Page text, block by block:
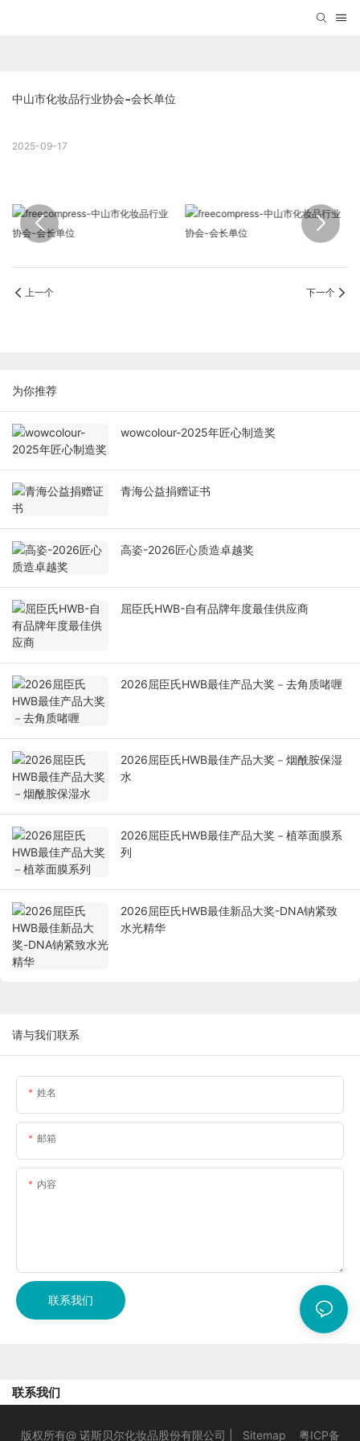
中山市化妆品行业协会-会长单位
2025-09-17
上一个 下一个
为你推荐
wowcolour-2025年匠心制造奖
青海公益捐赠证书
高姿-2026匠心质造卓越奖
屈臣氏HWB-自有品牌年度最佳供应商
2026屈臣氏HWB最佳产品大奖－去角质啫喱
2026屈臣氏HWB最佳产品大奖－烟酰胺保湿
水
2026屈臣氏HWB最佳产品大奖－植萃面膜系
列
2026屈臣氏HWB最佳新品大奖-DNA钠紧致
水光精华
请与我们联系
姓名
邮箱
内容
联系我们
联系我们
版权所有@ 诺斯贝尔化妆品股份有限公司 | Sitemap 粤ICP备